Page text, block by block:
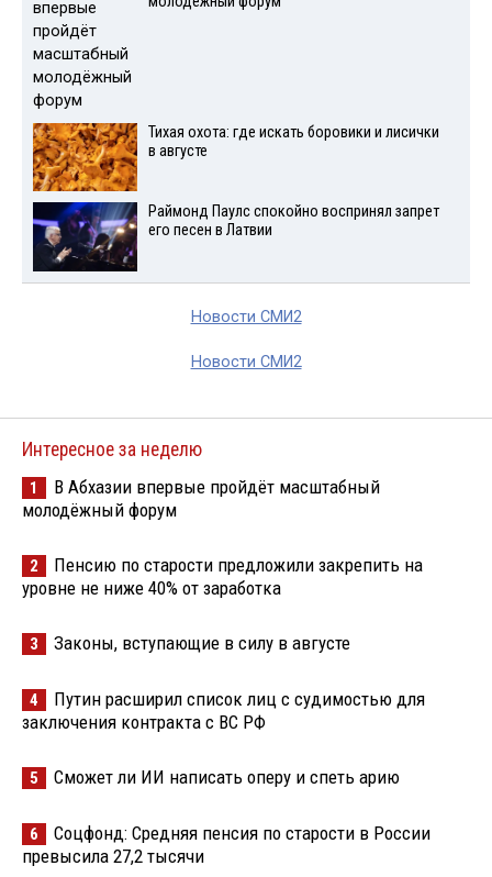
Тихая охота: где искать боровики и лисички
в августе
Раймонд Паулс спокойно воспринял запрет
его песен в Латвии
Новости СМИ2
Новости СМИ2
Интересное за неделю
1
В Абхазии впервые пройдёт масштабный
молодёжный форум
2
Пенсию по старости предложили закрепить на
уровне не ниже 40% от заработка
3 Законы, вступающие в силу в августе
4
Путин расширил список лиц с судимостью для
заключения контракта с ВС РФ
5 Сможет ли ИИ написать оперу и спеть арию
6
Соцфонд: Средняя пенсия по старости в России
превысила 27,2 тысячи